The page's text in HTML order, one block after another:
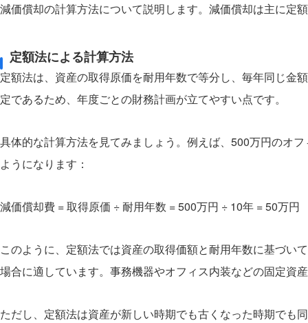
減価償却の計算方法について説明します。減価償却は主に定
定額法による計算方法
定額法は、資産の取得原価を耐用年数で等分し、毎年同じ金
定であるため、年度ごとの財務計画が立てやすい点です。
具体的な計算方法を見てみましょう。例えば、500万円のオ
ようになります：
減価償却費 = 取得原価 ÷ 耐用年数 = 500万円 ÷ 10年 = 50万円
このように、定額法では資産の取得価額と耐用年数に基づい
場合に適しています。事務機器やオフィス内装などの固定資
ただし、定額法は資産が新しい時期でも古くなった時期でも